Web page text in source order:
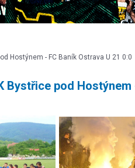
Hostýnem - FC Baník Ostrava U 21 0:0
Bystřice pod